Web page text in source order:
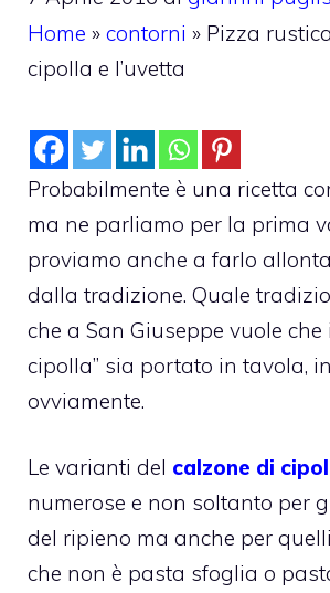
Home » contorni » Pizza
cipolla e l’uvetta
Probabilmente è una ricetta
ma ne parliamo per la prima
proviamo anche a farlo
dalla tradizione. Quale
che a San Giuseppe vuole che
cipolla” sia portato in tavola,
ovviamente.
Le varianti del calzone di
numerose e non soltanto per
del ripieno ma anche per
che non è pasta sfoglia o